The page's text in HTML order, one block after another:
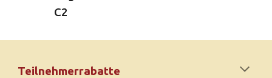
C2
Teilnehmerrabatte